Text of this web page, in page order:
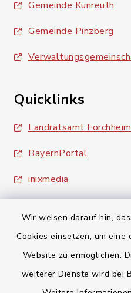
Wir weisen darauf hin,
Cookies einsetzen, um
Website zu ermöglichen.
weiterer Dienste wird bei
Gemeinde Kunreuth
Gemeinde Pinzberg
Quicklinks
Landratsamt Forchheim
BayernPortal
inixmedia